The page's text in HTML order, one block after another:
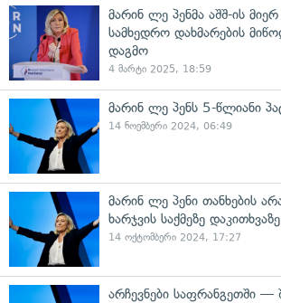
მარინ ლე პენმა აშშ-ის
სამხედრო დახმარების
დაგმო
4 მარტი 2025, 18:59
მარინ ლე პენს 5-წლიანი
14 ნოემბერი 2024, 06:49
მარინ ლე პენი თანხების
ხარჯვის საქმეზე
14 ოქტომბერი 2024, 17:27
არჩევნები საფრანგეთში —